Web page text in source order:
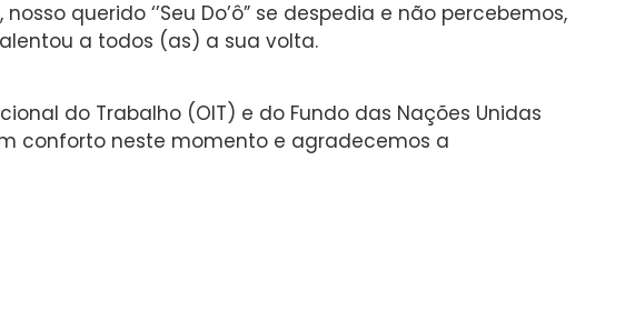
querido ‘’Seu Do’ô” se despedia e não percebemos,
a todos (as) a sua volta.
do Trabalho (OIT) e do Fundo das Nações Unidas
conforto neste momento e agradecemos a